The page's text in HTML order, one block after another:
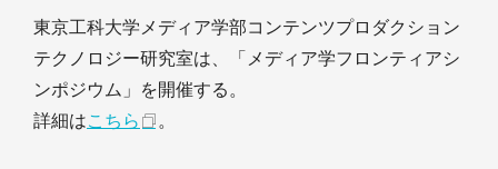
東京工科大学メディア学部コンテンツプロダクション
テクノロジー研究室は、「メディア学フロンティアシ
ンポジウム」を開催する。
詳細はこちら 。